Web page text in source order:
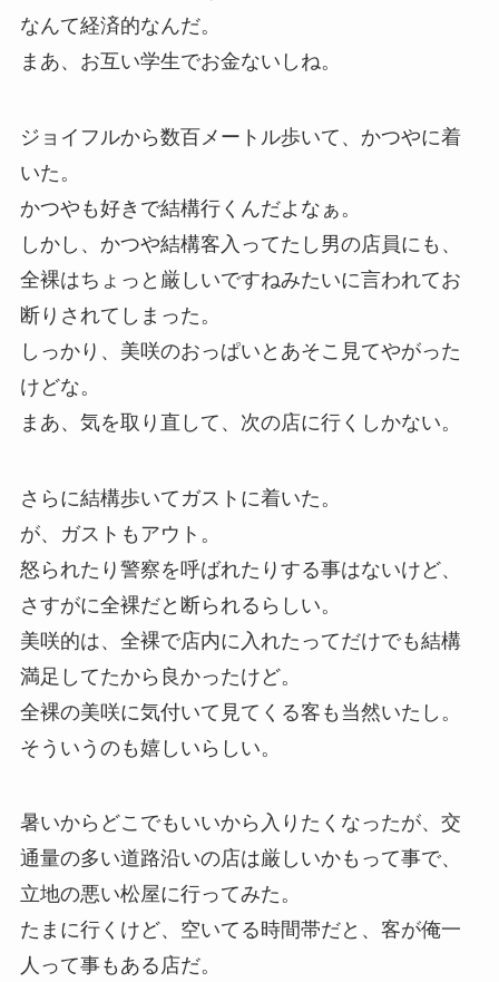
なんて経済的なんだ。
まあ、お互い学生でお金ないしね。
ジョイフルから数百メートル歩いて、かつやに着
いた。
かつやも好きで結構行くんだよなぁ。
しかし、かつや結構客入ってたし男の店員にも、
全裸はちょっと厳しいですねみたいに言われてお
断りされてしまった。
しっかり、美咲のおっぱいとあそこ見てやがった
けどな。
まあ、気を取り直して、次の店に行くしかない。
さらに結構歩いてガストに着いた。
が、ガストもアウト。
怒られたり警察を呼ばれたりする事はないけど、
さすがに全裸だと断られるらしい。
美咲的は、全裸で店内に入れたってだけでも結構
満足してたから良かったけど。
全裸の美咲に気付いて見てくる客も当然いたし。
そういうのも嬉しいらしい。
暑いからどこでもいいから入りたくなったが、交
通量の多い道路沿いの店は厳しいかもって事で、
立地の悪い松屋に行ってみた。
たまに行くけど、空いてる時間帯だと、客が俺一
人って事もある店だ。